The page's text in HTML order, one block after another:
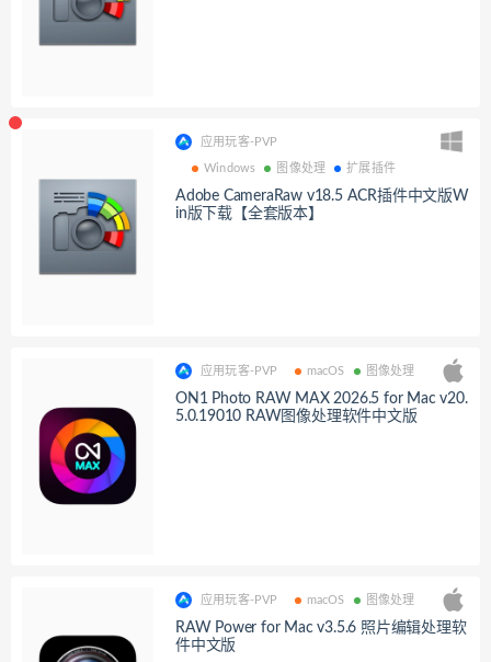
应用玩客-PVP
Windows 图像处理 扩展插件
Adobe CameraRaw v18.5 ACR插件中文版W
in版下载【全套版本】
应用玩客-PVP macOS 图像处理
ON1 Photo RAW MAX 2026.5 for Mac v20.
5.0.19010 RAW图像处理软件中文版
应用玩客-PVP macOS 图像处理
RAW Power for Mac v3.5.6 照片编辑处理软
件中文版